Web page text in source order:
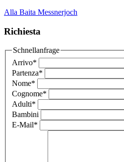
Alla Baita Messnerjoch
Richiesta
Schnellanfrage
Arrivo*
Partenza*
Nome*
Cognome*
Adulti*
Bambini
E-Mail*